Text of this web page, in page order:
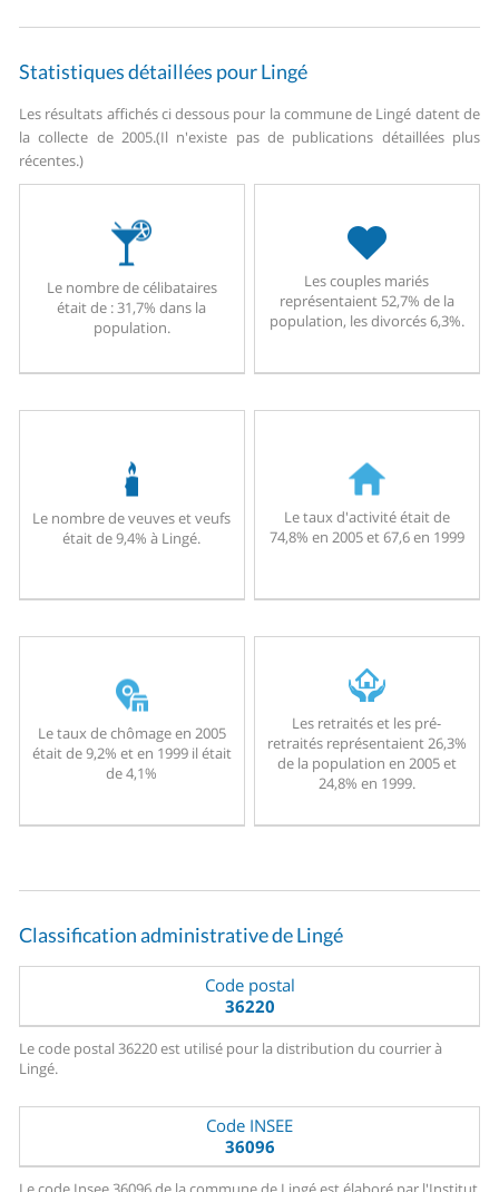
Statistiques détaillées pour Lingé
Les résultats affichés ci dessous pour la commune de Lingé datent de
la collecte de 2005.(Il n'existe pas de publications détaillées plus
récentes.)
Le nombre de célibataires
était de : 31,7% dans la
population.
Les couples mariés
représentaient 52,7% de la
population, les divorcés 6,3%.
Le nombre de veuves et veufs
était de 9,4% à Lingé.
Le taux d'activité était de
74,8% en 2005 et 67,6 en 1999
Le taux de chômage en 2005
était de 9,2% et en 1999 il était
de 4,1%
Les retraités et les pré-
retraités représentaient 26,3%
de la population en 2005 et
24,8% en 1999.
Classification administrative de Lingé
Code postal
36220
Le code postal 36220 est utilisé pour la distribution du courrier à
Lingé.
Code INSEE
36096